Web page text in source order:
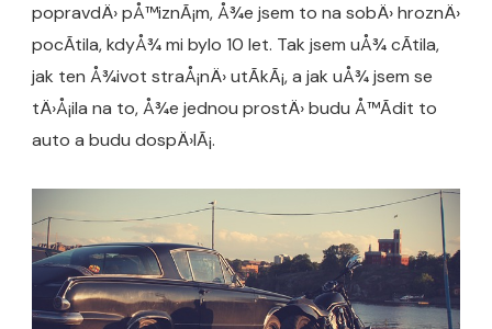
popravdÄ› pÅ™iznÃ¡m, Å¾e jsem to na sobÄ› hroznÄ›
pocÃ­tila, kdyÅ¾ mi bylo 10 let. Tak jsem uÅ¾ cÃ­tila,
jak ten Å¾ivot straÅ¡nÄ› utÃ­kÃ¡, a jak uÅ¾ jsem se
tÄ›Å¡ila na to, Å¾e jednou prostÄ› budu Å™Ã­dit to
auto a budu dospÄ›lÃ¡.